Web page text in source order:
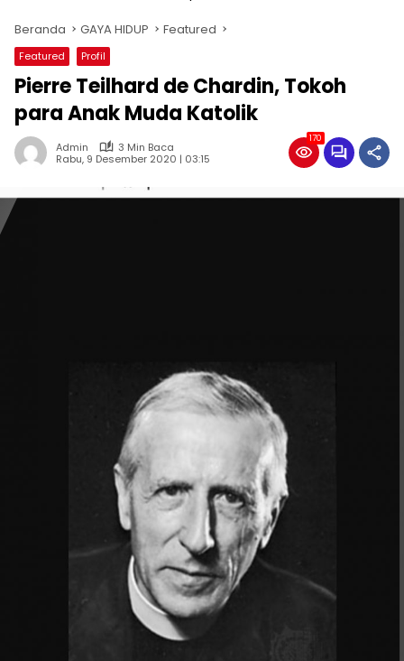
Beranda GAYA HIDUP Featured
Featured Profil
Pierre Teilhard de Chardin, Tokoh
para Anak Muda Katolik
Admin
3 Min Baca
Rabu, 9 Desember 2020 | 03:15
170